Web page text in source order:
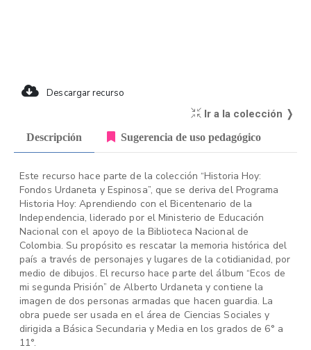
Descargar recurso
Ir a la colección ❭
Descripción Sugerencia de uso pedagógico
Este recurso hace parte de la colección “Historia Hoy:
Fondos Urdaneta y Espinosa”, que se deriva del Programa
Historia Hoy: Aprendiendo con el Bicentenario de la
Independencia, liderado por el Ministerio de Educación
Nacional con el apoyo de la Biblioteca Nacional de
Colombia. Su propósito es rescatar la memoria histórica del
país a través de personajes y lugares de la cotidianidad, por
medio de dibujos. El recurso hace parte del álbum “Ecos de
mi segunda Prisión” de Alberto Urdaneta y contiene la
imagen de dos personas armadas que hacen guardia. La
obra puede ser usada en el área de Ciencias Sociales y
dirigida a Básica Secundaria y Media en los grados de 6° a
11°.